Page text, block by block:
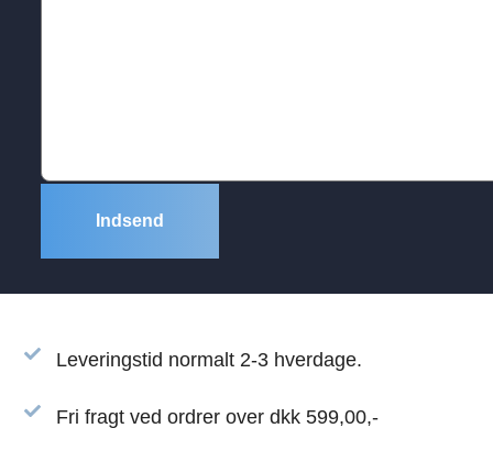
Leveringstid normalt 2-3 hverdage.
Fri fragt ved ordrer over dkk 599,00,-